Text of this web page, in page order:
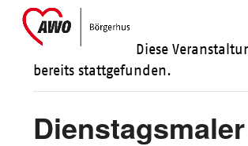
SkipOpen
mobile
Close
mobile
Diese
bereits stattgefunden.